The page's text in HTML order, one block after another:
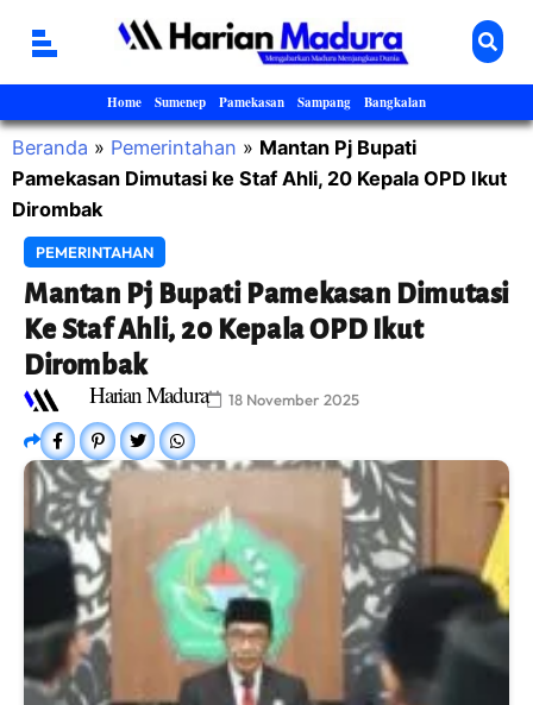
Home Sumenep Pamekasan Sampang Bangkalan
Beranda » Pemerintahan » Mantan Pj Bupati
Pamekasan Dimutasi ke Staf Ahli, 20 Kepala OPD Ikut
Dirombak
PEMERINTAHAN
Mantan Pj Bupati Pamekasan Dimutasi
Ke Staf Ahli, 20 Kepala OPD Ikut
Dirombak 18 November 2025
Harian Madura